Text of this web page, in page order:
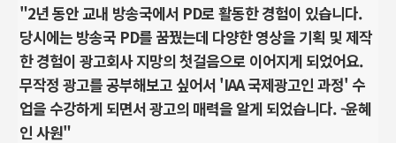
"2년 동안 교내 방송국에서 PD로 활동한 경험이 있습니다.
당시에는 방송국 PD를 꿈꿨는데 다양한 영상을 기획 및 제작
한 경험이 광고회사 지망의 첫걸음으로 이어지게 되었어요.
무작정 광고를 공부해보고 싶어서 'IAA 국제광고인 과정' 수
업을 수강하게 되면서 광고의 매력을 알게 되었습니다. -윤혜
인 사원"